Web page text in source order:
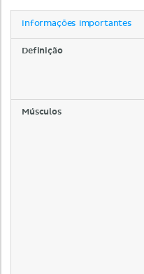
Informações importantes
Definição
Músculos